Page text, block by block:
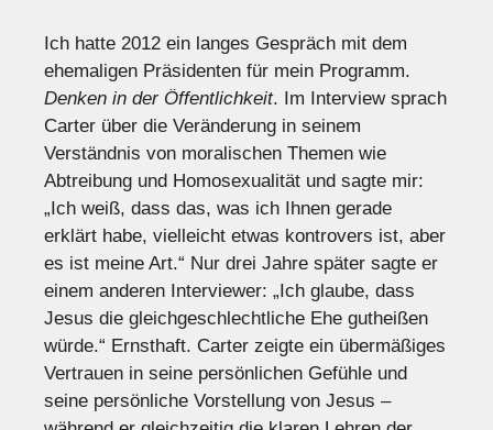
Ich hatte 2012 ein langes Gespräch mit dem
ehemaligen Präsidenten für mein Programm.
Denken in der Öffentlichkeit. Im Interview sprach
Carter über die Veränderung in seinem
Verständnis von moralischen Themen wie
Abtreibung und Homosexualität und sagte mir:
„Ich weiß, dass das, was ich Ihnen gerade
erklärt habe, vielleicht etwas kontrovers ist, aber
es ist meine Art.“ Nur drei Jahre später sagte er
einem anderen Interviewer: „Ich glaube, dass
Jesus die gleichgeschlechtliche Ehe gutheißen
würde.“ Ernsthaft. Carter zeigte ein übermäßiges
Vertrauen in seine persönlichen Gefühle und
seine persönliche Vorstellung von Jesus –